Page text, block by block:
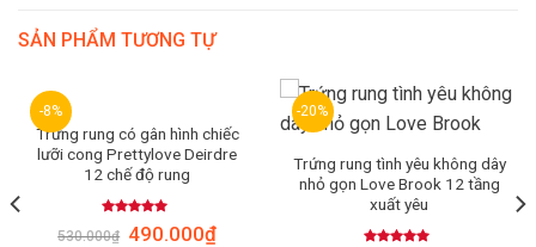
SẢN PHẨM TƯƠNG TỰ
-8%
Trứng rung có gân hình chiếc
lưỡi cong Prettylove Deirdre
12 chế độ rung
Rated 5.00
out of 5
530.000₫ 490.000₫
-20%
Trứng rung tình yêu không dây
nhỏ gọn Love Brook 12 tầng
xuất yêu